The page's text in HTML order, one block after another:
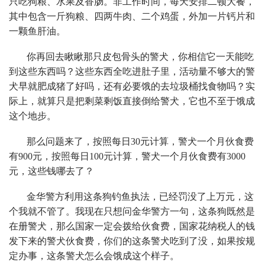
其中包含一斤狗粮、四两牛肉、二个鸡蛋，外加一片钙片和
一颗鱼肝油。
你再回去瞅瞅那只皮包骨头的警犬，你相信它一天能吃
到这些东西吗？这些东西全吃进肚子里，活动量不够大的警
犬早就肥成猪了好吗，还有必要饿的去垃圾桶找食物吗？实
际上，就算只是把剩菜剩饭直接倒给警犬，它也不至于饿成
这个地步。
那么问题来了，按照每日30元计算，警犬一个月伙食费
有900元，按照每日100元计算，警犬一个月伙食费有3000
元，这些钱哪去了？
金华警方利用这条狗钓鱼执法，已经罚没了上万元，这
个我就不管了。我现在只想问金华警方一句，这条狗既然是
在册警犬，那么国家一定会拨给伙食费，国家花纳税人的钱
发下来的警犬伙食费，你们的这条警犬吃到了没，如果按规
定办事，这条警犬怎么会饿成这个样子。